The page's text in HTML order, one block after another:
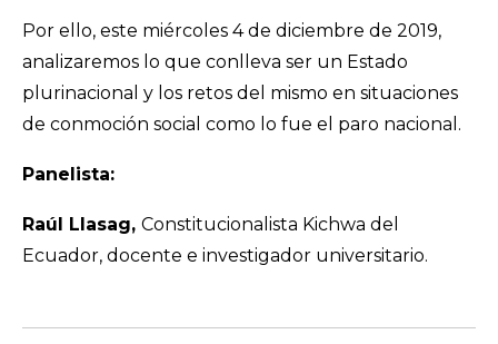
Por ello, este miércoles 4 de diciembre de 2019,
analizaremos lo que conlleva ser un Estado
plurinacional y los retos del mismo en situaciones
de conmoción social como lo fue el paro nacional.
Panelista:
Raúl Llasag, Constitucionalista Kichwa del
Ecuador, docente e investigador universitario.